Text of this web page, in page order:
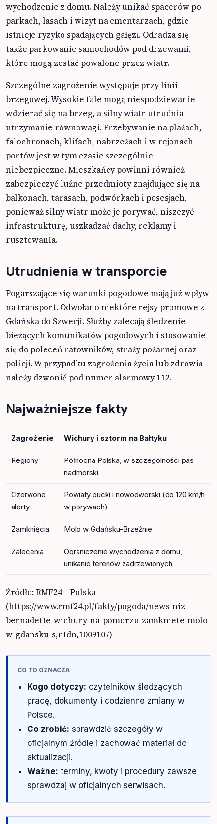
wychodzenie z domu. Należy unikać spacerów po
parkach, lasach i wizyt na cmentarzach, gdzie
istnieje ryzyko spadających gałęzi. Odradza się
także parkowanie samochodów pod drzewami,
które mogą zostać powalone przez wiatr.
Szczególne zagrożenie występuje przy linii
brzegowej. Wysokie fale mogą niespodziewanie
wdzierać się na brzeg, a silny wiatr utrudnia
utrzymanie równowagi. Przebywanie na plażach,
falochronach, klifach, nabrzeżach i w rejonach
portów jest w tym czasie szczególnie
niebezpieczne. Mieszkańcy powinni również
zabezpieczyć luźne przedmioty znajdujące się na
balkonach, tarasach, podwórkach i posesjach,
ponieważ silny wiatr może je porywać, niszczyć
infrastrukturę, uszkadzać dachy, reklamy i
rusztowania.
Utrudnienia w transporcie
Pogarszające się warunki pogodowe mają już wpływ
na transport. Odwołano niektóre rejsy promowe z
Gdańska do Szwecji. Służby zalecają śledzenie
bieżących komunikatów pogodowych i stosowanie
się do poleceń ratowników, straży pożarnej oraz
policji. W przypadku zagrożenia życia lub zdrowia
należy dzwonić pod numer alarmowy 112.
Najważniejsze fakty
Zagrożenie Wichury i sztorm na Bałtyku
Regiony
Północna Polska, w szczególności pas
nadmorski
Czerwone
alerty
Powiaty pucki i nowodworski (do 120 km/h
w porywach)
Zamknięcia Molo w Gdańsku-Brzeźnie
Zalecenia
Ograniczenie wychodzenia z domu,
unikanie terenów zadrzewionych
Źródło: RMF24 – Polska
(https://www.rmf24.pl/fakty/pogoda/news-niz-
bernadette-wichury-na-pomorzu-zamkniete-molo-
w-gdansku-s,nIdn,1009107)
CO TO OZNACZA
Kogo dotyczy: czytelników śledzących
pracę, dokumenty i codzienne zmiany w
Polsce.
Co zrobić: sprawdzić szczegóły w
oficjalnym źródle i zachować materiał do
aktualizacji.
Ważne: terminy, kwoty i procedury zawsze
sprawdzaj w oficjalnych serwisach.